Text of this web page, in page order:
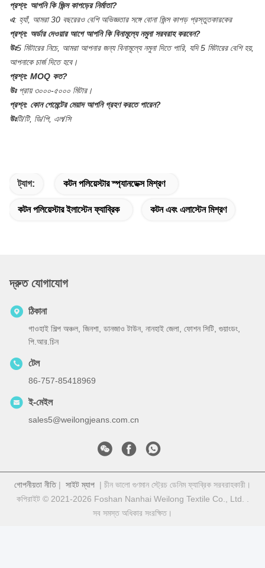
প্রশ্ন: আপনি কি জিন্স কাপড়ের নির্মাতা?
এ: হ্যাঁ, আমরা 30 বছরেরও বেশি অভিজ্ঞতার সঙ্গে বোনা জিন্স কাপড় প্রস্তুতকারকের
প্রশ্ন: অর্ডার দেওয়ার আগে আপনি কি বিনামূল্যে নমুনা সরবরাহ করবেন?
উঃ5 মিটারের নিচে, আমরা আপনার জন্য বিনামূল্যে নমুনা দিতে পারি, যদি 5 মিটারের বেশি হয়,
আপনাকে চার্জ দিতে হবে।
প্রশ্ন: MOQ কত?
উঃ প্রায় ৩০০০-৫০০০ মিটার।
প্রশ্ন: কোন পেমেন্টের মেয়াদ আপনি গ্রহণ করতে পারেন?
উঃটি/টি, ডি/পি, এল/সি
ট্যাগ: কটন পলিয়েস্টার স্প্যানডেক্স মিশ্রণ
কটন পলিয়েস্টার ইলাস্টেন ফ্যাব্রিক কটন এবং এলাস্টেন মিশ্রণ
দ্রুত যোগাযোগ
ঠিকানা
গাওহাই শিল্প অঞ্চল, জিনশা, ডানজাও টাউন, নানহাই জেলা, ফোশন সিটি, গুয়াংডং,
পি.আর.চিন
টেল
86-757-85418969
ই-মেইল
sales5@weilongjeans.com.cn
গোপনীয়তা নীতি| সাইট ম্যাপ | চীন ভালো গুণমান স্ট্রেচ ডেনিম ফ্যাব্রিক সরবরাহকারী।
কপিরাইট © 2021-2026 Foshan Nanhai Weilong Textile Co., Ltd. .
সব সমস্ত অধিকার সংরক্ষিত।